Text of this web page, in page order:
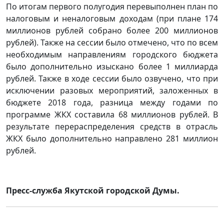
По итогам первого полугодия перевыполнен план по
налоговым и неналоговым доходам (при плане 174
миллионов рублей собрано более 200 миллионов
рублей). Также на сессии было отмечено, что по всем
необходимым направлениям городского бюджета
было дополнительно изыскано более 1 миллиарда
рублей. Также в ходе сессии было озвучено, что при
исключении разовых мероприятий, заложенных в
бюджете 2018 года, разница между годами по
программе ЖКХ составила 68 миллионов рублей. В
результате перераспределения средств в отрасль
ЖКХ было дополнительно направлено 281 миллион
рублей.
Пресс-служба Якутской городской Думы.